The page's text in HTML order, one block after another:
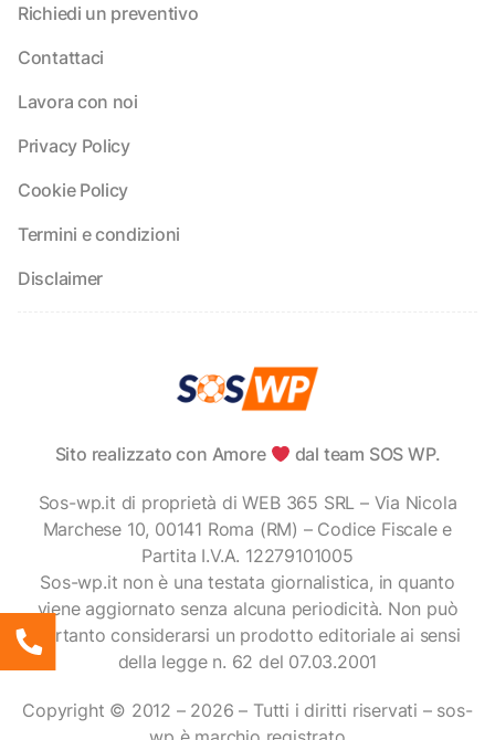
Richiedi un preventivo
Contattaci
Lavora con noi
Privacy Policy
Cookie Policy
Termini e condizioni
Disclaimer
Sito realizzato con Amore dal team SOS WP.
Sos-wp.it di proprietà di WEB 365 SRL – Via Nicola
Marchese 10, 00141 Roma (RM) – Codice Fiscale e
Partita I.V.A. 12279101005
Sos-wp.it non è una testata giornalistica, in quanto
viene aggiornato senza alcuna periodicità. Non può
pertanto considerarsi un prodotto editoriale ai sensi
della legge n. 62 del 07.03.2001
Copyright © 2012 – 2026 – Tutti i diritti riservati – sos-